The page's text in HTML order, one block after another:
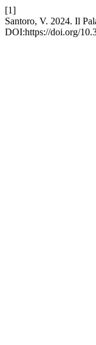
[1]
Santoro, V. 2024. Il
DOI:https://doi.org/